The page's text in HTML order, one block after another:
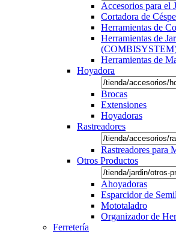
Accesorios para
Cortadora de
Herramientas de
Herramientas de
Herramientas de
Hoyadora
Brocas
Extensiones
Hoyadoras
Rastreadores
Rastreadores para
Otros Productos
Ahoyadoras
Esparcidor de
Mototaladro
Organizador de
Ferretería